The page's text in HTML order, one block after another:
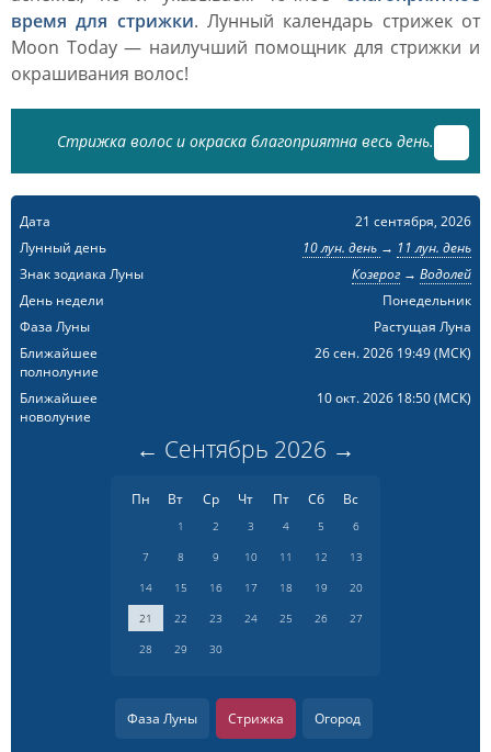
время для стрижки. Лунный календарь стрижек от
Moon Today — наилучший помощник для стрижки и
окрашивания волос!
Стрижка волос и окраска благоприятна весь день.
Дата
21 сентября, 2026
Лунный день
10 лун. день → 11 лун. день
Знак зодиака Луны
Козерог→ Водолей
День недели
Понедельник
Фаза Луны
Растущая Луна
Ближайшее
полнолуние
26 сен. 2026 19:49(МСК)
Ближайшее
новолуние
10 окт. 2026 18:50(МСК)
← Сентябрь 2026 →
Пн Вт Ср Чт Пт Сб Вс
1 2 3 4 5
6
7
8 9 10 11 12
13
14
15 16 17 18 19
20
21
22 23 24 25 26
27
28
29 30
Фаза Луны Стрижка Огород